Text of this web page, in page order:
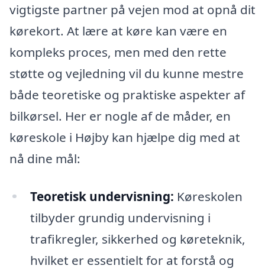
vigtigste partner på vejen mod at opnå dit
kørekort. At lære at køre kan være en
kompleks proces, men med den rette
støtte og vejledning vil du kunne mestre
både teoretiske og praktiske aspekter af
bilkørsel. Her er nogle af de måder, en
køreskole i Højby kan hjælpe dig med at
nå dine mål:
Teoretisk undervisning: Køreskolen
tilbyder grundig undervisning i
trafikregler, sikkerhed og køreteknik,
hvilket er essentielt for at forstå og